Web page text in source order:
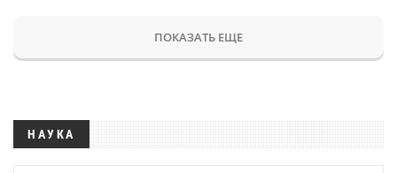
ПОКАЗАТЬ ЕЩЕ
НАУКА